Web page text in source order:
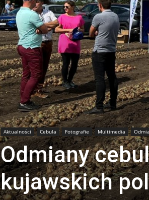
Aktualności Cebula Fotografie Multimedia
Odmiany
kujawskich